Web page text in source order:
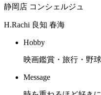
静岡店 コンシェルジュ
H.Rachi 良知 春海
Hobby
映画鑑賞・旅行・野球
Message